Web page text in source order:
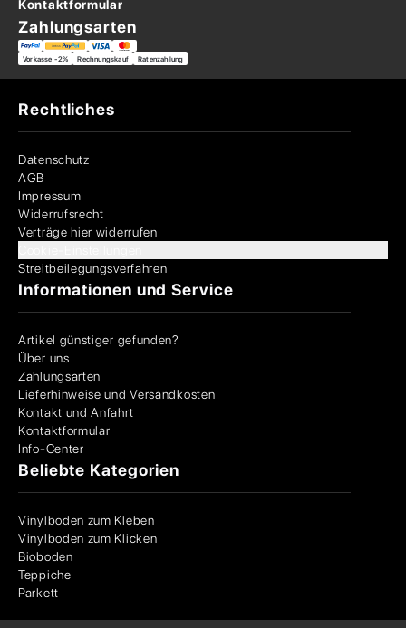
Kontaktformular
Zahlungsarten
Vorkasse -2% Rechnungskauf Ratenzahlung
Rechtliches
Datenschutz
AGB
Impressum
Widerrufsrecht
Verträge hier widerrufen
Streitbeilegungsverfahren
Informationen und Service
Artikel günstiger gefunden?
Über uns
Zahlungsarten
Lieferhinweise und Versandkosten
Kontakt und Anfahrt
Kontaktformular
Info-Center
Beliebte Kategorien
Vinylboden zum Kleben
Vinylboden zum Klicken
Bioboden
Teppiche
Parkett